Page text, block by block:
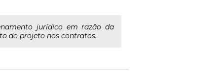
jurídico em razão da
do projeto nos contratos.